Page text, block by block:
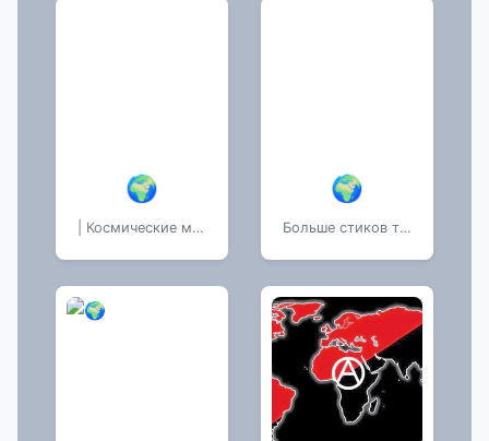
🌍
| Космические марки
🌍
Больше стиков тут: